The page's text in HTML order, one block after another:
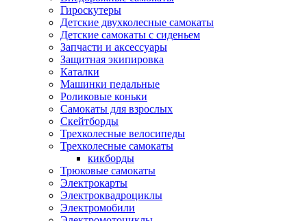
Гироскутеры
Детские двухколесные самокаты
Детские самокаты с сиденьем
Запчасти и аксессуары
Защитная экипировка
Каталки
Машинки педальные
Роликовые коньки
Самокаты для взрослых
Скейтборды
Трехколесные велосипеды
Трехколесные самокаты
кикборды
Трюковые самокаты
Электрокарты
Электроквадроциклы
Электромобили